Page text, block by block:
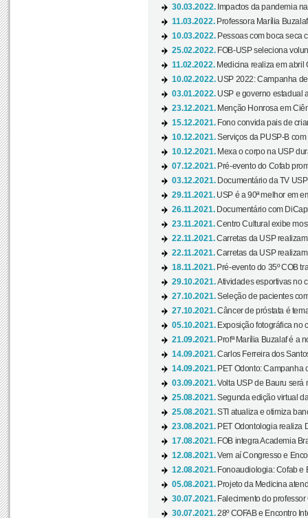
30.03.2022. Impactos da pandemia
11.03.2022. Professora Marília
10.03.2022. Pessoas com boca seca
25.02.2022. FOB-USP seleciona
11.02.2022. Medicina realiza em abril
10.02.2022. USP 2022: Campanha
03.01.2022. USP e governo estadual
23.12.2021. Menção Honrosa em
15.12.2021. Fono convida pais de
10.12.2021.Serviços da PUSP-B
10.12.2021. Mexa o corpo na USP
07.12.2021. Pré-evento do Cofab
03.12.2021. Documentário da TV
29.11.2021. USP é a 90ª melhor em
26.11.2021. Documentário com
23.11.2021.Centro Cultural exibe
22.11.2021.Carretas da USP
22.11.2021.Carretas da USP
18.11.2021. Pré-evento do 35º COB
29.10.2021.Atividades esportivas no
27.10.2021.Seleção de pacientes
27.10.2021.Câncer de próstata é
05.10.2021. Exposição fotográfica no
21.09.2021. Profª Marília Buzalaf é a
14.09.2021.Carlos Ferreira dos
14.09.2021. PET Odonto: Campanha
03.09.2021.Volta USP de Bauru será
25.08.2021.Segunda edição virtual
25.08.2021.STI atualiza e otimiza
23.08.2021. PET Odontologia realiza
17.08.2021. FOB integra Academia
12.08.2021.Vem aí Congresso e
12.08.2021. Fonoaudiologia: Cofab e
05.08.2021. Projeto da Medicina
30.07.2021. Falecimento do
30.07.2021.28º COFAB e Encontro